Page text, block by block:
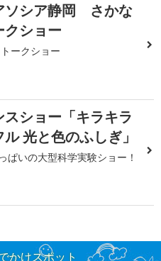
ソシア静岡 さかな
クショー
ークショー
スショー「キラキラ
光と色のふしぎ」
ぱいの大型科学実験ショー！
かけスポット